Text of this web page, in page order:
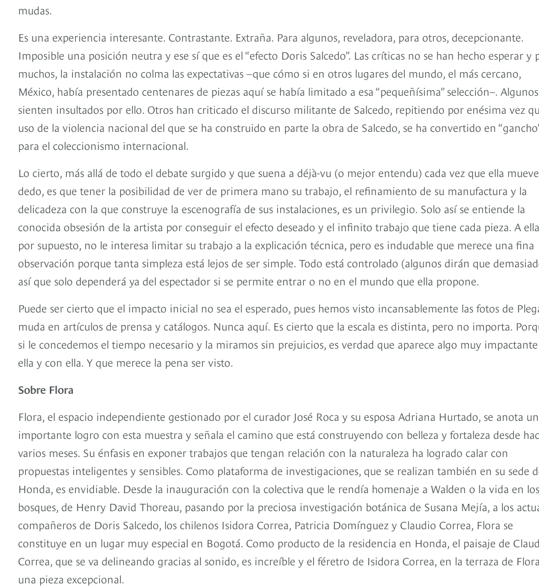
mudas.
Es una experiencia interesante. Contrastante. Extraña. Para algunos, reveladora, para otros, decepcionante.
Imposible una posición neutra y ese sí que es el “efecto Doris Salcedo”. Las críticas no se han hecho esperar y
muchos, la instalación no colma las expectativas –que cómo si en otros lugares del mundo, el más cercano,
México, había presentado centenares de piezas aquí se había limitado a esa “pequeñísima” selección–.
sienten insultados por ello. Otros han criticado el discurso militante de Salcedo, repitiendo por enésima vez
uso de la violencia nacional del que se ha construido en parte la obra de Salcedo, se ha convertido en
para el coleccionismo internacional.
Lo cierto, más allá de todo el debate surgido y que suena a déjà-vu (o mejor entendu) cada vez que ella
dedo, es que tener la posibilidad de ver de primera mano su trabajo, el refinamiento de su manufactura y la
delicadeza con la que construye la escenografía de sus instalaciones, es un privilegio. Solo así se entiende la
conocida obsesión de la artista por conseguir el efecto deseado y el infinito trabajo que tiene cada pieza. A
por supuesto, no le interesa limitar su trabajo a la explicación técnica, pero es indudable que merece una fina
observación porque tanta simpleza está lejos de ser simple. Todo está controlado (algunos dirán que
así que solo dependerá ya del espectador si se permite entrar o no en el mundo que ella propone.
Puede ser cierto que el impacto inicial no sea el esperado, pues hemos visto incansablemente las fotos de
muda en artículos de prensa y catálogos. Nunca aquí. Es cierto que la escala es distinta, pero no importa.
si le concedemos el tiempo necesario y la miramos sin prejuicios, es verdad que aparece algo muy
ella y con ella. Y que merece la pena ser visto.
Sobre Flora
Flora, el espacio independiente gestionado por el curador José Roca y su esposa Adriana Hurtado, se anota un
importante logro con esta muestra y señala el camino que está construyendo con belleza y fortaleza desde
varios meses. Su énfasis en exponer trabajos que tengan relación con la naturaleza ha logrado calar con
propuestas inteligentes y sensibles. Como plataforma de investigaciones, que se realizan también en su sede
Honda, es envidiable. Desde la inauguración con la colectiva que le rendía homenaje a Walden o la vida en los
bosques, de Henry David Thoreau, pasando por la preciosa investigación botánica de Susana Mejía, a los
compañeros de Doris Salcedo, los chilenos Isidora Correa, Patricia Domínguez y Claudio Correa, Flora se
constituye en un lugar muy especial en Bogotá. Como producto de la residencia en Honda, el paisaje de
Correa, que se va delineando gracias al sonido, es increíble y el féretro de Isidora Correa, en la terraza de
una pieza excepcional.